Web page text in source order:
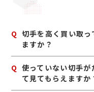
Q 切手を高く買い取
ますか？
A 切手は、できるだ
が大切です。シー
い場合があり、バ
Q 使っていない切手
て見てもらえますか